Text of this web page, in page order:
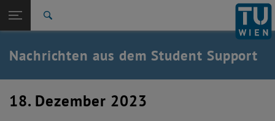
TU Login
Quicklinks
Quicklinks-Menü umschalten
Studium
Karriere
Zurück: Subseiten von Student Support auflisten
Zurück zur letzten Ebene:
Student Support
Nachrichten aus dem Student Support
18. Dezember 2023